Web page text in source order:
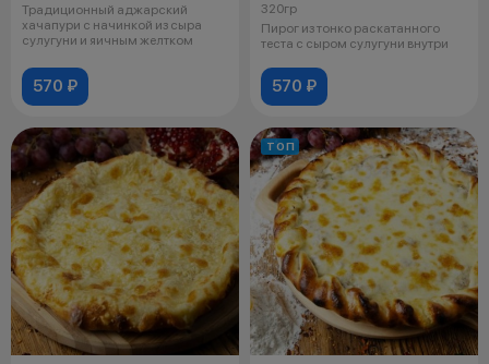
Традиционный аджарский
хачапури с начинкой из сыра
сулугуни и яичным желтком
570 ₽
320гр
Пирог из тонко раскатанного
теста с сыром сулугуни внутри
570 ₽
ТОП